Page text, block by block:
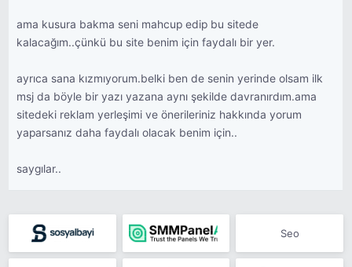
ama kusura bakma seni mahcup edip bu sitede
kalacağım..çünkü bu site benim için faydalı bir yer.
ayrıca sana kızmıyorum.belki ben de senin yerinde olsam ilk
msj da böyle bir yazı yazana aynı şekilde davranırdım.ama
sitedeki reklam yerleşimi ve önerileriniz hakkında yorum
yaparsanız daha faydalı olacak benim için..
saygılar..
Seo